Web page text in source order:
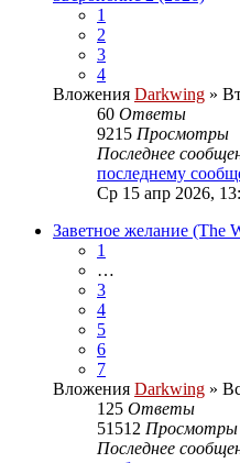
1
2
3
4
Вложения Darkwing »
60 Ответы
9215 Просмотры
Последнее
последнему
Ср 15 апр 2026,
Заветное желание (The
1
…
3
4
5
6
7
Вложения Darkwing »
125 Ответы
51512 Просмотры
Последнее